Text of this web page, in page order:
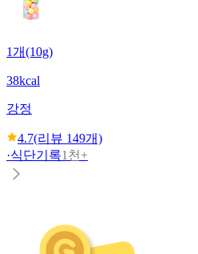
1개(10g)
38kcal
강정
4.7(리뷰 149개)
·식단기록1천+